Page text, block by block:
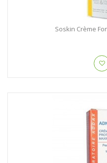
Soskin Crème